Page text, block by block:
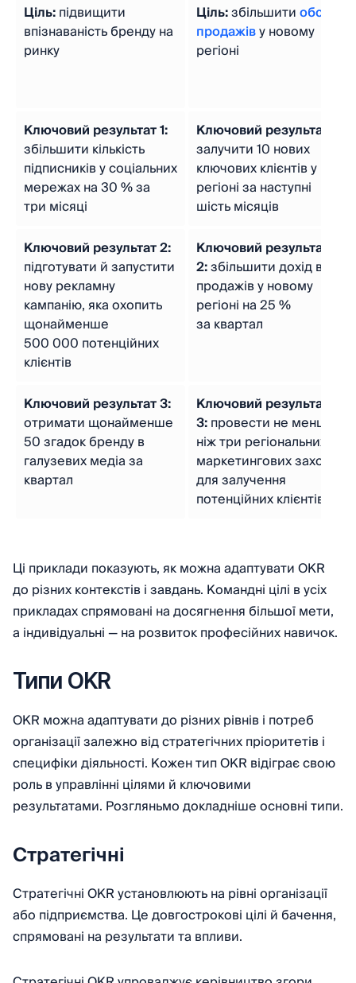
Ціль:підвищити
впізнаваність бренду на
ринку
Ціль:збільшитиобсяг
продажіву новому
регіоні
Ключовий результат 1:
збільшити кількість
підписників у соціальних
мережах на 30 % за
три місяці
Ключовий результат 1:
залучити 10 нових
ключових клієнтів у
регіоні за наступні
шість місяців
Ключовий результат 2:
підготувати й запустити
нову рекламну
кампанію, яка охопить
щонайменше
500 000 потенційних
клієнтів
Ключовий результат
2:збільшити дохід від
продажів у новому
регіоні на 25 %
за квартал
Ключовий результат 3:
отримати щонайменше
50 згадок бренду в
галузевих медіа за
квартал
Ключовий результат
3:провести не менше
ніж три регіональних
маркетингових заходи
для залучення
потенційних клієнтів
Ці приклади показують, як можна адаптувати OKR
до різних контекстів і завдань. Командні цілі в усіх
прикладах спрямовані на досягнення більшої мети,
а індивідуальні — на розвиток професійних навичок.
Типи OKR
OKR можна адаптувати до різних рівнів і потреб
організації залежно від стратегічних пріоритетів і
специфіки діяльності. Кожен тип OKR відіграє свою
роль в управлінні цілями й ключовими
результатами. Розгляньмо докладніше основні типи.
Стратегічні
Стратегічні OKR установлюють на рівні організації
або підприємства. Це довгострокові цілі й бачення,
спрямовані на результати та впливи.